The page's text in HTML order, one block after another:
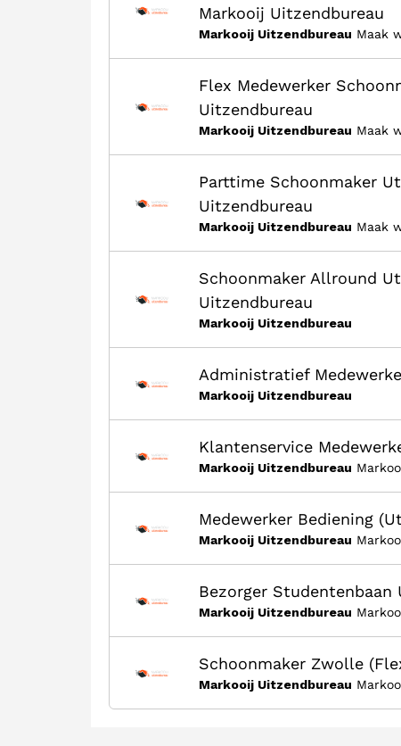
Markooij Uitzendbureau
Markooij Uitzendbureau Maak
Flex Medewerker
Uitzendbureau
Markooij Uitzendbureau Maak
Parttime Schoonmaker
Uitzendbureau
Markooij Uitzendbureau Maak
Schoonmaker Allround
Uitzendbureau
Markooij Uitzendbureau
Administratief
Markooij Uitzendbureau
Klantenservice
Markooij Uitzendbureau
Medewerker Bediening
Markooij Uitzendbureau
Bezorger Studentenbaan
Markooij Uitzendbureau
Schoonmaker Zwolle
Markooij Uitzendbureau